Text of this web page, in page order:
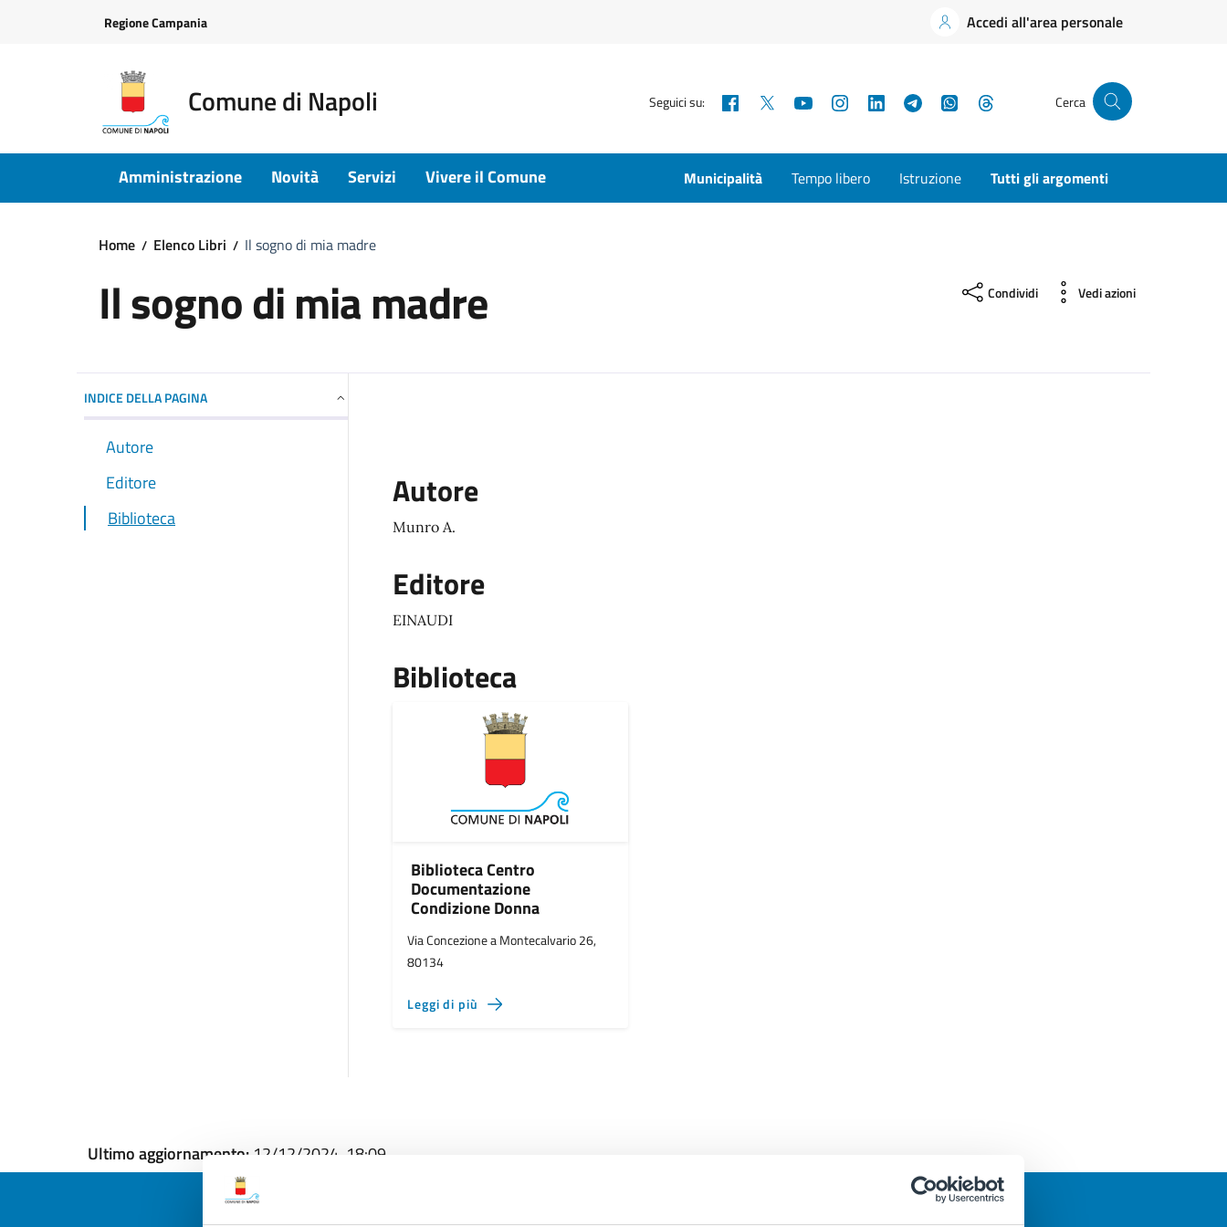
Regione Campania Accedi all'area personale
Comune di Napoli Seguici su: Facebook YouTubeInstagramLinkedInTelegramWhatsApp Cerca
Amministrazione Novità Servizi Vivere il Comune Municipalità Tempo libero Istruzione Tutti gli argomenti
Home Elenco Libri Il sogno di mia madre
Il sogno di mia madre Condividi Vedi azioni
INDICE DELLA PAGINA
Autore
Editore
Biblioteca
Autore
Munro A.
Editore
EINAUDI
Biblioteca
Biblioteca Centro
Documentazione
Condizione Donna
Via Concezione a Montecalvario 26,
80134
Leggi di più
Ultimo aggiornamento: 12/12/2024, 18:09